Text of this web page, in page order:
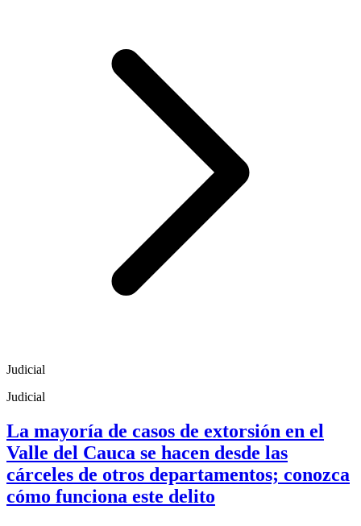
Judicial
Judicial
La mayoría de casos de extorsión en el
Valle del Cauca se hacen desde las
cárceles de otros departamentos; conozca
cómo funciona este delito